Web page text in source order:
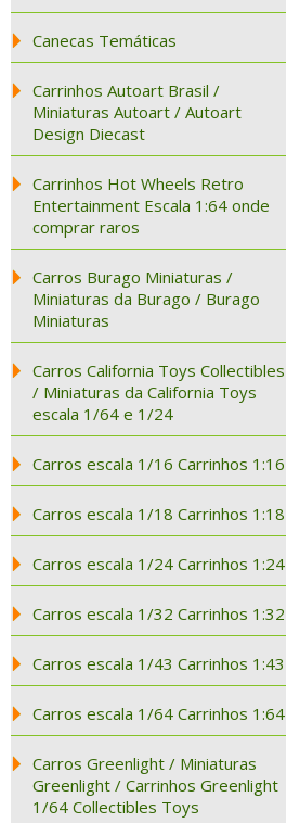
Canecas Temáticas
Carrinhos Autoart Brasil /
Miniaturas Autoart / Autoart
Design Diecast
Carrinhos Hot Wheels Retro
Entertainment Escala 1:64 onde
comprar raros
Carros Burago Miniaturas /
Miniaturas da Burago / Burago
Miniaturas
Carros California Toys Collectibles
/ Miniaturas da California Toys
escala 1/64 e 1/24
Carros escala 1/16 Carrinhos 1:16
Carros escala 1/18 Carrinhos 1:18
Carros escala 1/24 Carrinhos 1:24
Carros escala 1/32 Carrinhos 1:32
Carros escala 1/43 Carrinhos 1:43
Carros escala 1/64 Carrinhos 1:64
Carros Greenlight / Miniaturas
Greenlight / Carrinhos Greenlight
1/64 Collectibles Toys